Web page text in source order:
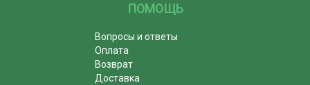
ПОМОЩЬ
Вопросы и ответы
Оплата
Возврат
Доставка